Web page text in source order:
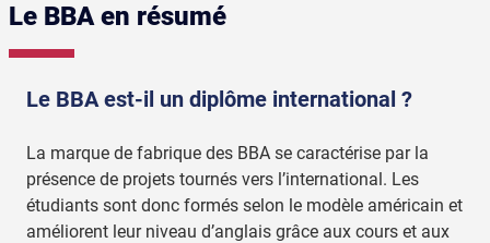
Le BBA en résumé
Le BBA est-il un diplôme international ?
La marque de fabrique des BBA se caractérise par la
présence de projets tournés vers l’international. Les
étudiants sont donc formés selon le modèle américain et
améliorent leur niveau d’anglais grâce aux cours et aux